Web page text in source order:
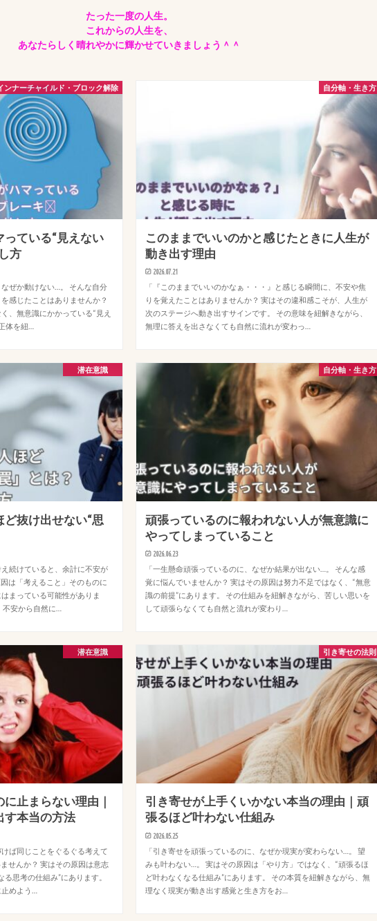
たった一度の人生。
これからの人生を、
あなたらしく晴れやかに輝かせていきましょう＾＾
ンナーチャイルド・ブロック解除
ている“見えない
方
ぜか動けない…。 そんな自分
感じたことはありませんか？
、無意識にかかっている“見え
体を紐…
自分軸・生き方
このままでいいのかと感じたときに人生が
動き出す理由
2026.07.21
「『このままでいいのかなぁ・・・』と感じる瞬間に、不安や焦
りを覚えたことはありませんか？ 実はその違和感こそが、人生が
次のステージへ動き出すサインです。 その意味を紐解きながら、
無理に答えを出さなくても自然に流れが変わっ…
潜在意識
抜け出せない“思
続けていると、余計に不安が
は「考えること」そのものに
まっている可能性がありま
安から自然に…
自分軸・生き方
頑張っているのに報われない人が無意識に
やってしまっていること
2026.06.23
「一生懸命頑張っているのに、なぜか結果が出ない…。 そんな感
覚に悩んでいませんか？ 実はその原因は努力不足ではなく、“無意
識の前提”にあります。 その仕組みを紐解きながら、苦しい思いを
して頑張らなくても自然と流れが変わり…
潜在意識
止まらない理由｜
す本当の方法
ば同じことをぐるぐる考えて
せんか？ 実はその原因は意志
思考の仕組み”にあります。
めよう…
引き寄せの法則
引き寄せが上手くいかない本当の理由｜頑
張るほど叶わない仕組み
2026.05.25
「引き寄せを頑張っているのに、なぜか現実が変わらない…。 望
みも叶わない…。 実はその原因は「やり方」ではなく、“頑張るほ
ど叶わなくなる仕組み”にあります。 その本質を紐解きながら、無
理なく現実が動き出す感覚と生き方をお…